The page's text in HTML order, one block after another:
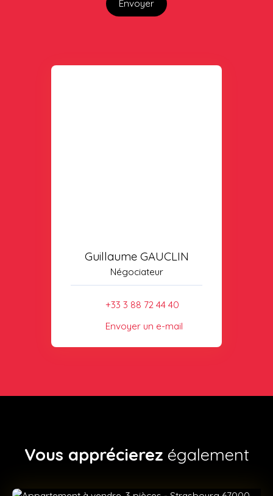
Envoyer
Guillaume GAUCLIN
Négociateur
+33 3 88 72 44 40
Envoyer un e-mail
Vous apprécierez également